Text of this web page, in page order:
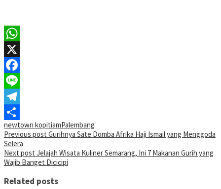
WhatsApp
X
Facebook
Line
Telegram
Share
newtown kopitiamPalembang
Post
navigation
Previous post Gurihnya Sate Domba Afrika Haji Ismail yang Menggoda
Selera
Next post Jelajah Wisata Kuliner Semarang, Ini 7 Makanan Gurih yang
Wajib Banget Dicicipi
Related posts